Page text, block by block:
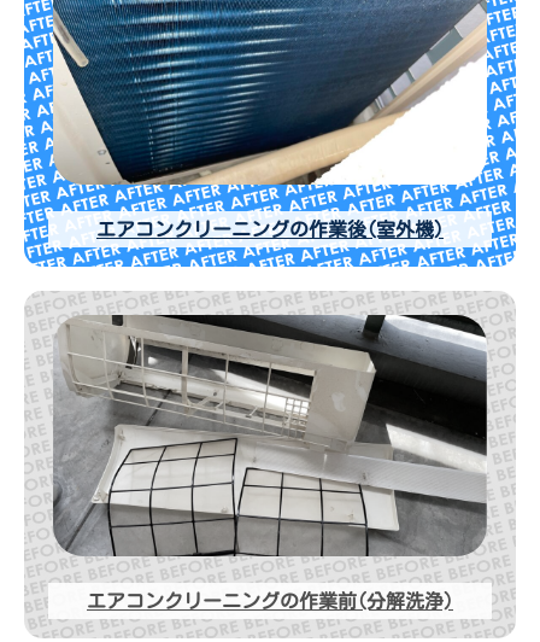
エアコンクリーニングの作業後(室外機)
エアコンクリーニングの作業前(分解洗浄)